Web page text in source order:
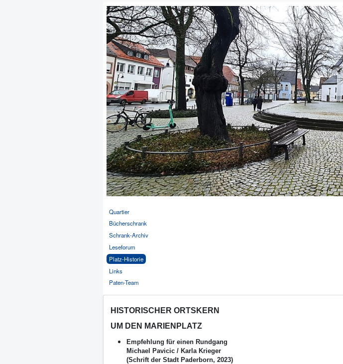
Quartier
Bücherschrank
Schrank-Archiv
Leseforum
Platz-Historie
Links
Paten-Team
HISTORISCHER ORTSKERN
UM DEN MARIENPLATZ
Empfehlung für einen Rundgang
Michael Pavicic / Karla Krieger
(Schrift der Stadt Paderborn, 2023)